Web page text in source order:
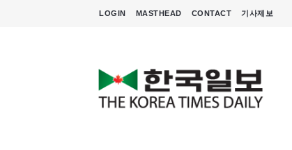
LOGIN MASTHEAD CONTACT 기사제보